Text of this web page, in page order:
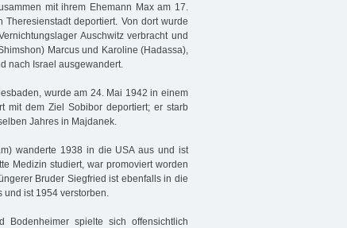
mit ihrem Ehemann Max am 17.
deportiert. Von dort wurde
Auschwitz verbracht und
Marcus und Karoline (Hadassa),
nach Israel ausgewandert.
wurde am 24. Mai 1942 in einem
mit dem Ziel Sobibor deportiert; er starb
Jahres in Majdanek.
wanderte 1938 in die USA aus und ist
Medizin studiert, war promoviert worden
Bruder Siegfried ist ebenfalls in die
ist 1954 verstorben.
spielte sich offensichtlich